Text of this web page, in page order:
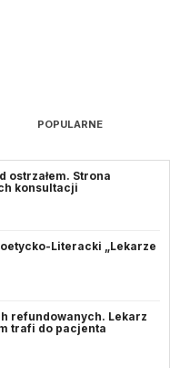
POPULARNE
ostrzałem. Strona
konsultacji
Literacki „Lekarze
refundowanych. Lekarz
trafi do pacjenta